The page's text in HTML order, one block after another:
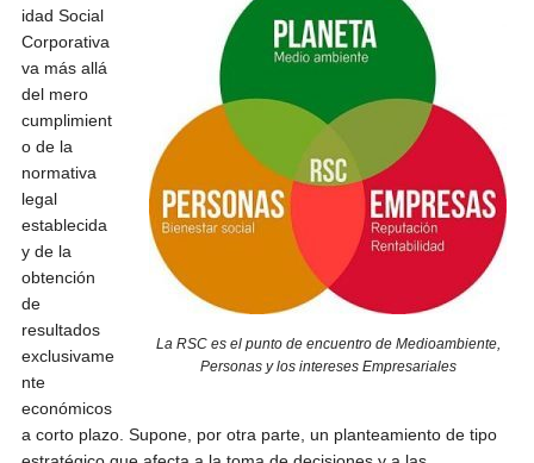
La RSC es el punto de encuentro de Medioambiente,
Personas y los intereses Empresariales
idad Social
Corporativa
va más allá
del mero
cumplimient
o de la
normativa
legal
establecida
y de la
obtención
de
resultados
exclusivame
nte
económicos
a corto plazo. Supone, por otra parte, un planteamiento de tipo